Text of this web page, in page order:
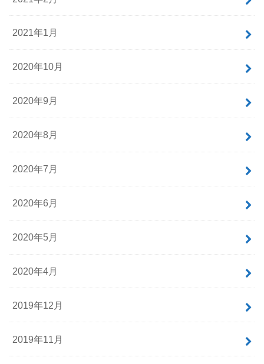
2021年1月
2020年10月
2020年9月
2020年8月
2020年7月
2020年6月
2020年5月
2020年4月
2019年12月
2019年11月